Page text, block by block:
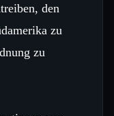
den
zu
zu